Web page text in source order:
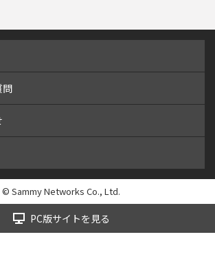
問
© Sammy Networks Co., Ltd.
PC版サイトを見る